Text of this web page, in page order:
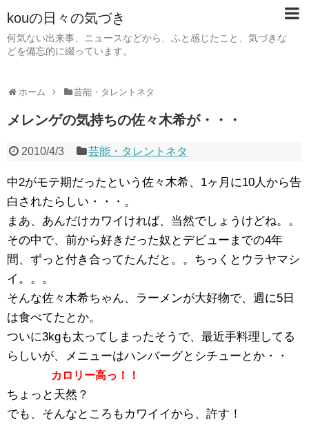
kouの日々の気づき
何気ない出来事、ニュースなどから、ふと感じたこと、気づきな
どを備忘的に綴っています。
ホーム 芸能・タレントネタ
メレンゲの気持ちの佐々木希が・・・
2010/4/3 芸能・タレントネタ
中2がモテ期だったという佐々木希、1ヶ月に10人から告
白されたらしい・・・。
まあ、あんだけカワイければ、当然でしょうけどね。。
その中で、前から好きだった奴とデビューまでの4年
間、ずっと付き合ってたんだと。。ちっくとウラヤマシ
イ。。。
そんな佐々木希ちゃん、ラーメンが大好物で、週に5日
は食べてたとか。
ついに3kgも太ってしまったそうで、最近手料理してる
らしいが、メニューはハンバーグとシチューとか・・
カロリー高っ！！
ちょっと天然？
でも、そんなところもカワイイから、許す！